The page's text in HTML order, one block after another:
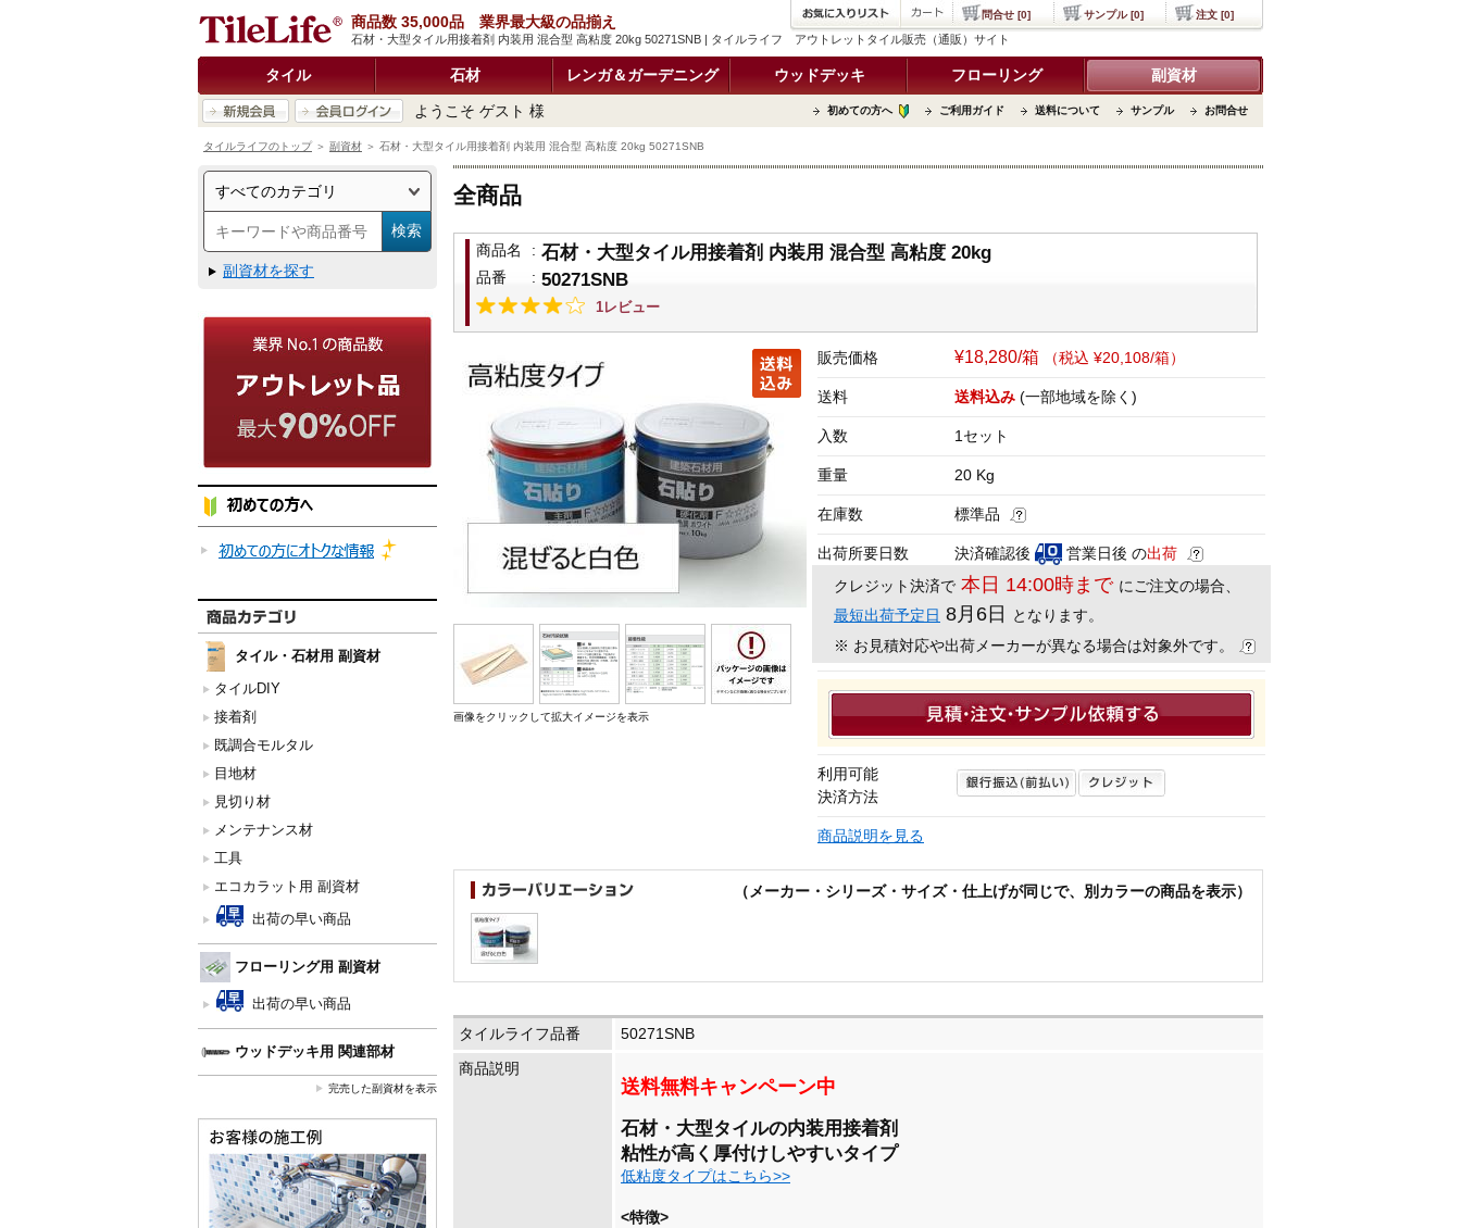
石材・大型タイル用接着剤 内装用 混合型 高粘度 20kg 50271SNB | タイルライフ アウトレットタイル販売（通販）サイト
商品数 35,000品 業界最大級の品揃え
タイル 石材 レンガ＆ガーデニング ウッドデッキ フローリング 副資材
ようこそ ゲスト 様 初めての方へ ご利用ガイド 送料について サンプル お問合せ
問合せ [0] サンプル [0] 注文 [0]
タイルライフのトップ＞ 副資材 ＞ 石材・大型タイル用接着剤 内装用 混合型 高粘度 20kg 50271SNB
副資材を探す
タイル・石材用 副資材
タイルDIY
接着剤
既調合モルタル
目地材
見切り材
メンテナンス材
工具
エコカラット用 副資材
出荷の早い商品
フローリング用 副資材
出荷の早い商品
ウッドデッキ用 関連部材
完売した副資材を表示
全商品
商品名 : 石材・大型タイル用接着剤 内装用 混合型 高粘度 20kg
品番 : 50271SNB
1レビュー
画像をクリックして拡大イメージを表示
販売価格 ¥18,280/箱 （税込 ¥20,108/箱）
送料 送料込み (一部地域を除く)
入数 1セット
重量 20 Kg
在庫数 標準品
出荷所要日数 決済確認後 営業日後 の出荷
クレジット決済で 本日 14:00時まで にご注文の場合、
最短出荷予定日 8月6日
となります。
※ お見積対応や出荷メーカーが異なる場合は対象外です。
利用可能
決済方法
商品説明を見る
（メーカー・シリーズ・サイズ・仕上げが同じで、別カラーの商品を表示）
タイルライフ品番
50271SNB
商品説明
送料無料キャンペーン中
石材・大型タイルの内装用接着剤
粘性が高く厚付けしやすいタイプ
低粘度タイプはこちら>>
<特徴>